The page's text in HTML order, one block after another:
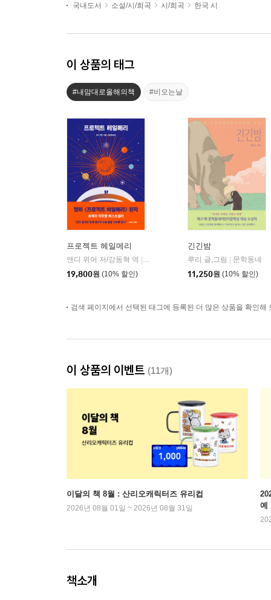
국내도서 소설/시/희곡 시/희곡 한국 시
이 상품의 태그
#내맘대로올해의책 #비오는날
프로젝트 헤일메리
앤디 위어 저/강동혁 역
알에이치코리아(RHK)
19,800원 (10% 할인)
긴긴밤
루리 글,그림
문학동네
11,250원 (10% 할인)
검색 페이지에서 선택된 태그에 등록된 더 많은 상품을 확인해
이 상품의 이벤트 (11개)
이달의 책 8월 : 산리오캐릭터즈 유리컵
2026년 08월 01일 ~ 2026년 08월 31일
예
책소개